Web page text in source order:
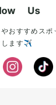
Us
おすすめスポ
します✈️